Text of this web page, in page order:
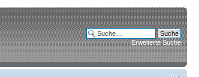
Erweiterte Suche